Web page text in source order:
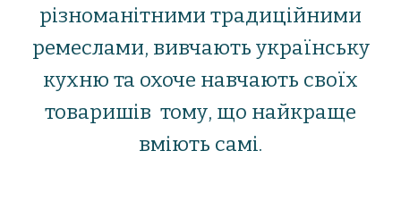
різноманітними традиційними
ремеслами, вивчають українську
кухню та охоче навчають своїх
товаришів тому, що найкраще
вміють самі.